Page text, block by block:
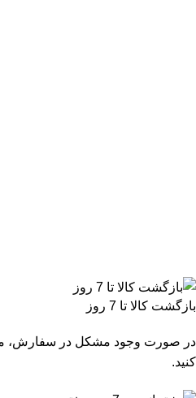
بازگشت کالا تا 7 روز
کنید.